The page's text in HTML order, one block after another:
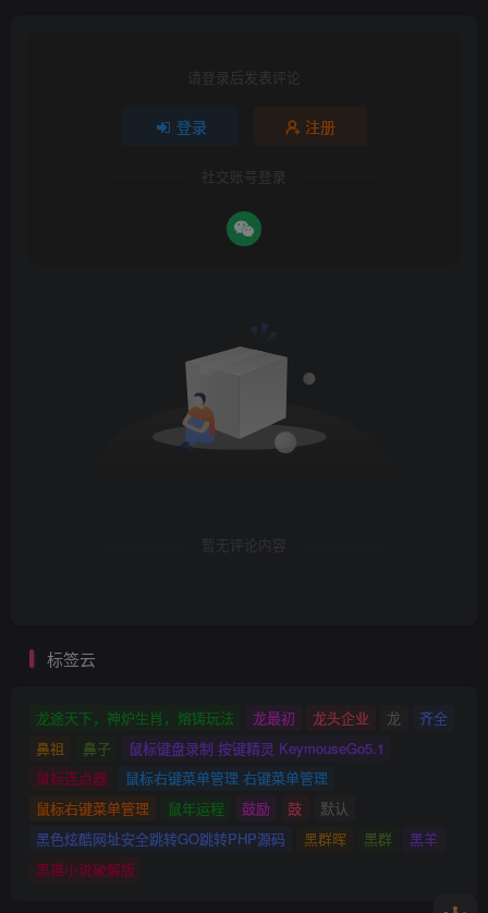
请登录后发表评论
登录 注册
社交账号登录
暂无评论内容
标签云
龙途天下，神炉生肖，熔铸玩法 龙最初 龙头企业 龙
齐全
鼻祖
鼻子
鼠标键盘录制 按键精灵 KeymouseGo5.1
鼠标连点器
鼠标右键菜单管理 右键菜单管理
鼠标右键菜单管理
鼠年运程 鼓励 鼓
默认
黑色炫酷网址安全跳转GO跳转PHP源码
黑群晖 黑群
黑羊
黑猫小说破解版